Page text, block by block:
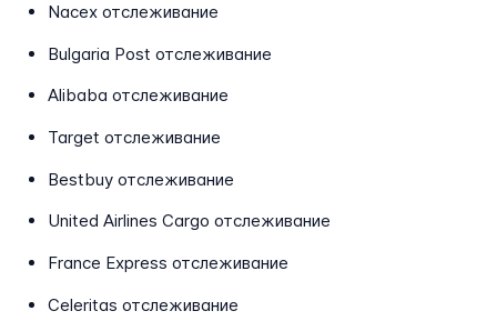
Nacex отслеживание
Bulgaria Post отслеживание
Alibaba отслеживание
Target отслеживание
Bestbuy отслеживание
United Airlines Cargo отслеживание
France Express отслеживание
Celeritas отслеживание